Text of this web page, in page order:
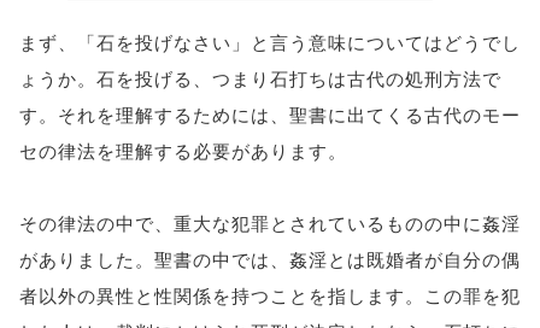
まず、「石を投げなさい」と言う意味についてはどうでし
ょうか。石を投げる、つまり石打ちは古代の処刑方法で
す。それを理解するためには、聖書に出てくる古代のモー
セの律法を理解する必要があります。
その律法の中で、重大な犯罪とされているものの中に姦淫
がありました。聖書の中では、姦淫とは既婚者が自分の偶
者以外の異性と性関係を持つことを指します。この罪を犯